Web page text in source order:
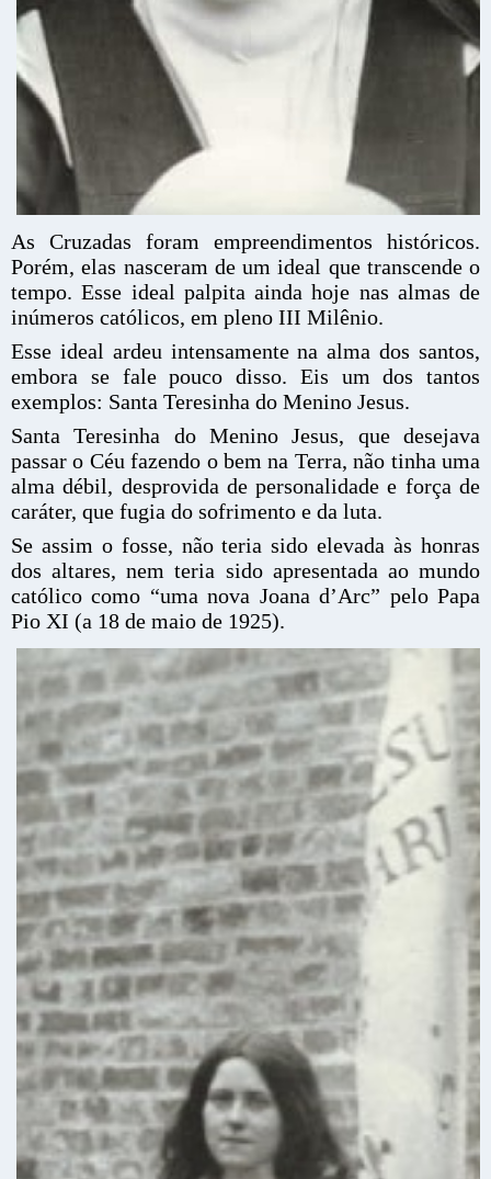
As Cruzadas foram empreendimentos históricos.
Porém, elas nasceram de um ideal que transcende o
tempo. Esse ideal palpita ainda hoje nas almas de
inúmeros católicos, em pleno III Milênio.
Esse ideal ardeu intensamente na alma dos santos,
embora se fale pouco disso. Eis um dos tantos
exemplos: Santa Teresinha do Menino Jesus.
Santa Teresinha do Menino Jesus, que desejava
passar o Céu fazendo o bem na Terra, não tinha uma
alma débil, desprovida de personalidade e força de
caráter, que fugia do sofrimento e da luta.
Se assim o fosse, não teria sido elevada às honras
dos altares, nem teria sido apresentada ao mundo
católico como “uma nova Joana d’Arc” pelo Papa
Pio XI (a 18 de maio de 1925).